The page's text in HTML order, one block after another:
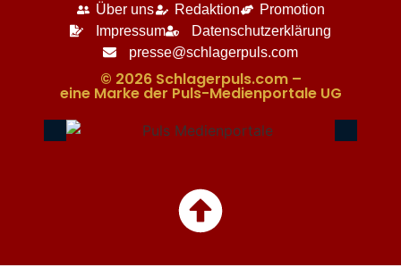
Über uns Redaktion
Promotion
Impressum
Datenschutzerklärung
presse@schlagerpuls.com
© 2026 Schlagerpuls.com –
eine Marke der Puls-Medienportale UG​